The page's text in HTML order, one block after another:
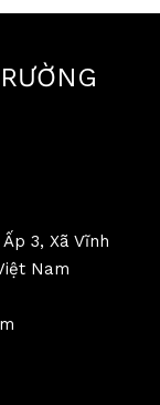
3, Xã Vĩnh
Nam